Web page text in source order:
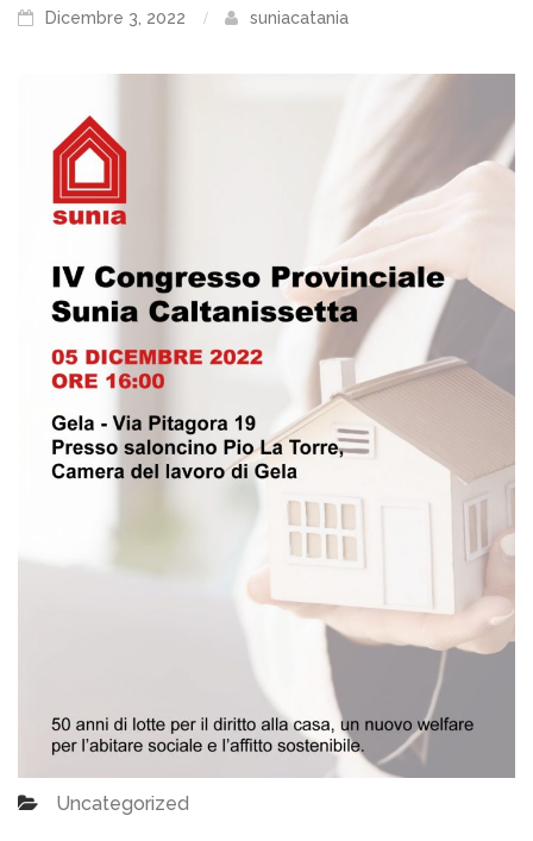
Dicembre 3, 2022 suniacatania
Uncategorized